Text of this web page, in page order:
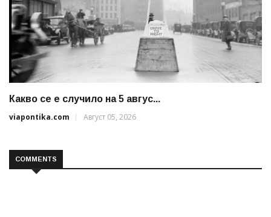
Какво се е случило на 5 авгус...
viapontika.com
Август 05, 2026
COMMENTS